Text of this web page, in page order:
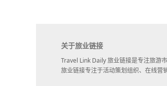
关于旅业链接
Travel Link Daily 旅业链接是专注旅游
旅业链接专注于活动策划组织、在线营